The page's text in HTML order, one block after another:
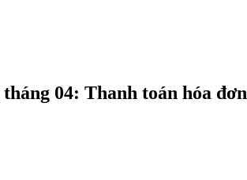
04: Thanh toán hóa